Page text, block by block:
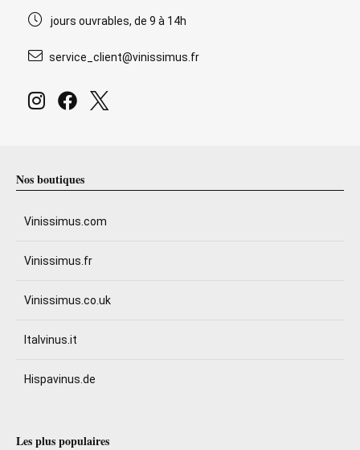
jours ouvrables, de 9 à 14h
service_client@vinissimus.fr
Nos boutiques
Vinissimus.com
Vinissimus.fr
Vinissimus.co.uk
Italvinus.it
Hispavinus.de
Les plus populaires